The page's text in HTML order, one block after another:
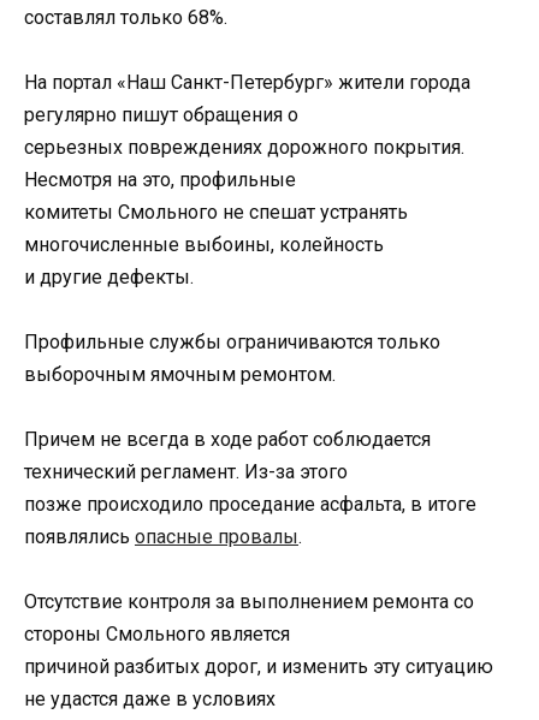
составлял только 68%.
На портал «Наш Санкт-Петербург» жители города
регулярно пишут обращения о
серьезных повреждениях дорожного покрытия.
Несмотря на это, профильные
комитеты Смольного не спешат устранять
многочисленные выбоины, колейность
и другие дефекты.
Профильные службы ограничиваются только
выборочным ямочным ремонтом.
Причем не всегда в ходе работ соблюдается
технический регламент. Из-за этого
позже происходило проседание асфальта, в итоге
появлялись опасные провалы.
Отсутствие контроля за выполнением ремонта со
стороны Смольного является
причиной разбитых дорог, и изменить эту ситуацию
не удастся даже в условиях